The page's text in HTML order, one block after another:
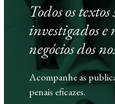
Todos os
investigados
negócios dos
Acompanhe as
penais eficazes.